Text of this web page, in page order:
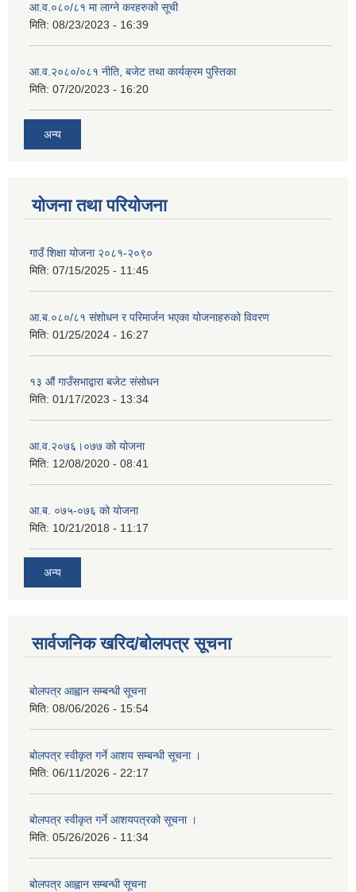
आ.व.०८०/८१ मा लाग्ने करहरुको सूची
मिति: 08/23/2023 - 16:39
आ.व.२०८०/०८१ नीति, बजेट तथा कार्यक्रम पुस्तिका
मिति: 07/20/2023 - 16:20
अन्य
योजना तथा परियोजना
गाउँ शिक्षा योजना २०८१-२०९०
मिति: 07/15/2025 - 11:45
आ.ब.०८०/८१ संशोधन र परिमार्जन भएका योजनाहरुको विवरण
मिति: 01/25/2024 - 16:27
१३ औं गाउँसभाद्वारा बजेट संसोधन
मिति: 01/17/2023 - 13:34
आ‍.व.२०७६।०७७ को योजना
मिति: 12/08/2020 - 08:41
आ.ब. ०७५-०७६ को योजना
मिति: 10/21/2018 - 11:17
अन्य
सार्वजनिक खरिद/बोलपत्र सूचना
बोलपत्र आह्वान सम्बन्धी सूचना
मिति: 08/06/2026 - 15:54
बोलपत्र स्वीकृत गर्ने आशय सम्बन्धी सूचना ।
मिति: 06/11/2026 - 22:17
बोलपत्र स्वीकृत गर्ने आशयपत्रको सूचना ।
मिति: 05/26/2026 - 11:34
बोलपत्र आह्वान सम्बन्धी सूचना